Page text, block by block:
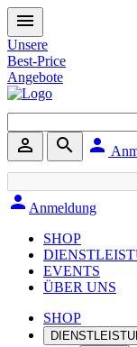
menu
Unsere
Best-Price
Angebote
person_outline
search person
person Anmeldung
SHOP
EVENTS
ÜBER UNS
SHOP